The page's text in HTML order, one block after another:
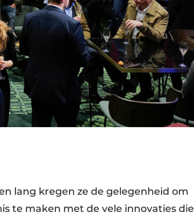
lang kregen ze de gelegenheid om
te maken met de vele innovaties die